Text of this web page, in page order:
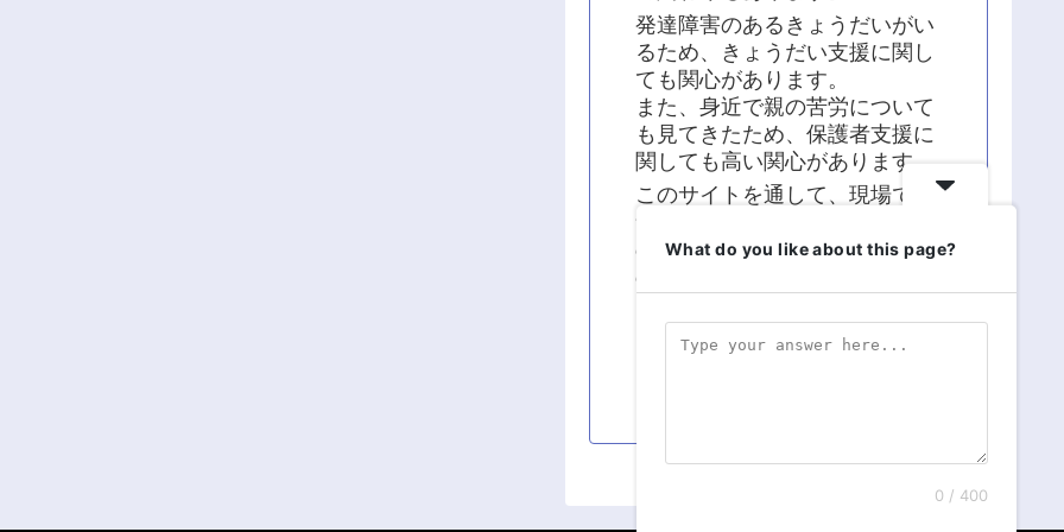
発達障害のあるきょうだいがい
るため、きょうだい支援に関し
ても関心があります。
また、身近で親の苦労について
も見てきたため、保護者支援に
関しても高い関心があります。
このサイトを通して、現場での
気づきや疑問、学術的な面から
の知識の発信、現場経験と知識
の統合に関する発信を継続して
よろしくお願い致します！！
What do you like about this page?
0 / 400